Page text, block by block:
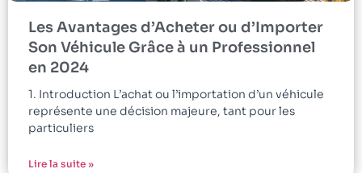
Les Avantages d’Acheter ou d’Importer
Son Véhicule Grâce à un Professionnel
en 2024
1. Introduction L’achat ou l’importation d’un véhicule
représente une décision majeure, tant pour les
particuliers
Lire la suite »